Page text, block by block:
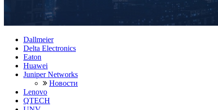
Dallmeier
Delta Electronics
Eaton
Huawei
Juniper Networks
Новости
Lenovo
QTECH